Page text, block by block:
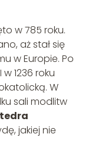
w 785 roku.
aż stał się
w Europie. Po
1236 roku
W
sali modlitw
jakiej nie